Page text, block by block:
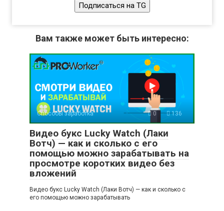
Подписаться на TG
Вам также может быть интересно:
Способы заработка 0 136
Видео букс Lucky Watch (Лаки
Вотч) — как и сколько с его
помощью можно зарабатывать на
просмотре коротких видео без
вложений
Видео букс Lucky Watch (Лаки Вотч) — как и сколько с
его помощью можно зарабатывать